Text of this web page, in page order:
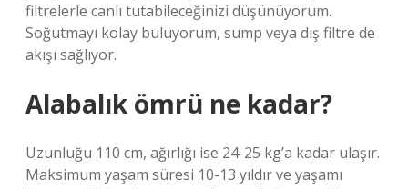
filtrelerle canlı tutabileceğinizi düşünüyorum.
Soğutmayı kolay buluyorum, sump veya dış filtre de
akışı sağlıyor.
Alabalık ömrü ne kadar?
Uzunluğu 110 cm, ağırlığı ise 24-25 kg’a kadar ulaşır.
Maksimum yaşam süresi 10-13 yıldır ve yaşamı